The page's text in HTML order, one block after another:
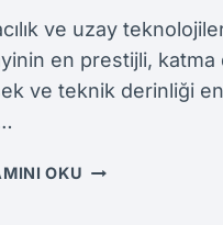
ve uzay
en prestijli, katma
ve teknik derinliği
OKU UÇAK